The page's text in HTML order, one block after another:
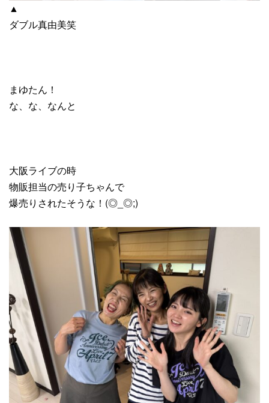
▲
ダブル真由美笑
まゆたん！
な、な、なんと
大阪ライブの時
物販担当の売り子ちゃんで
爆売りされたそうな！(◎_◎;)